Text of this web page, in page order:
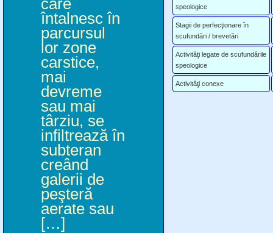
întalnesc în
parcursul
lor zone
carstice,
mai
devreme
sau mai
târziu, se
infiltrează în
subteran
creând
galerii de
peşteră
aerate sau
[…]
speologice
Stagii de perfecţionare în
scufundări / brevetări
Activităţi legate de scufundările
speologice
Activităţi conexe